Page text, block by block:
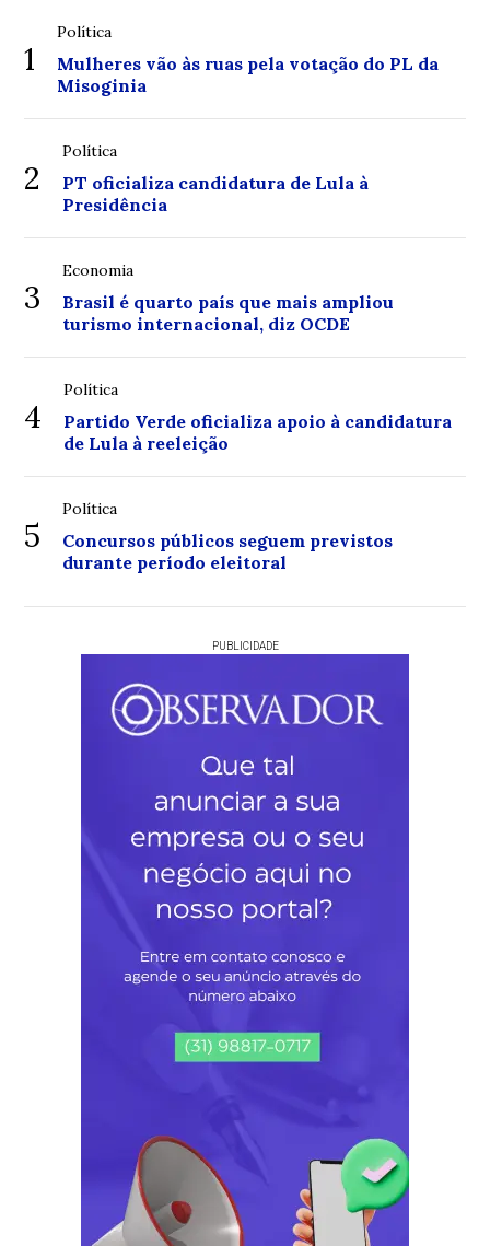
1
Política
Mulheres vão às ruas pela votação do PL da
Misoginia
2
Política
PT oficializa candidatura de Lula à
Presidência
3
Economia
Brasil é quarto país que mais ampliou
turismo internacional, diz OCDE
4
Política
Partido Verde oficializa apoio à candidatura
de Lula à reeleição
5
Política
Concursos públicos seguem previstos
durante período eleitoral
PUBLICIDADE